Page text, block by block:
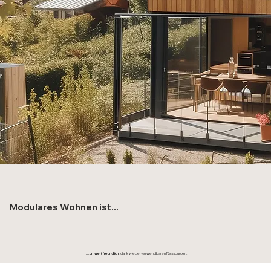
Modulares Wohnen ist...
...umweltfreundlich, dank wiederverwendbaren Ressourcen.